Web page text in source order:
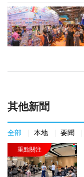
其他新聞
全部 本地 要聞